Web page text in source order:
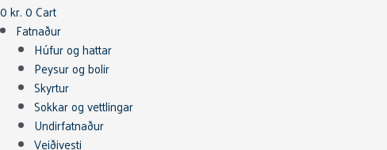
0kr.0Cart
Fatnaður
Húfur og hattar
Peysur og bolir
Skyrtur
Sokkar og vettlingar
Undirfatnaður
Veiðivesti